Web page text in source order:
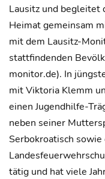
Lausitz und begleitet
Heimat gemeinsam
mit dem Lausitz-
stattfindenden
monitor.de). In
mit Viktoria Klemm
einen Jugendhilfe-
neben seiner
Serbokroatisch
tätig und hat viele